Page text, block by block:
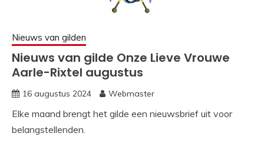
Nieuws van gilden
Nieuws van gilde Onze Lieve Vrouwe
Aarle-Rixtel augustus
16 augustus 2024 Webmaster
Elke maand brengt het gilde een nieuwsbrief uit voor
belangstellenden.